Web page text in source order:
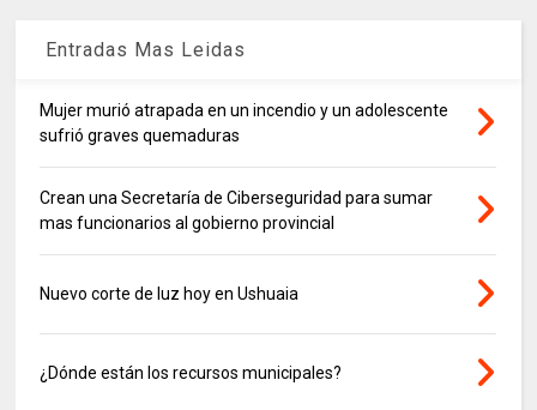
Entradas Mas Leidas
Mujer murió atrapada en un incendio y un adolescente
sufrió graves quemaduras
Crean una Secretaría de Ciberseguridad para sumar
mas funcionarios al gobierno provincial
Nuevo corte de luz hoy en Ushuaia
¿Dónde están los recursos municipales?